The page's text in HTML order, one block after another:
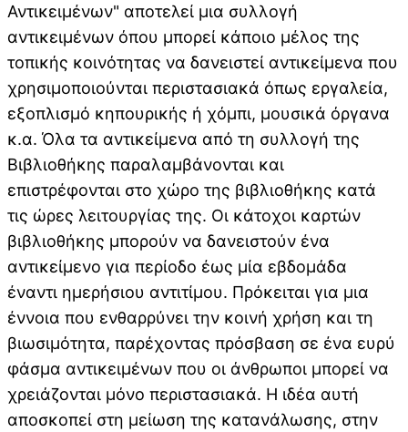
Αντικειμένων" αποτελεί μια συλλογή
αντικειμένων όπου μπορεί κάποιο μέλος της
τοπικής κοινότητας να δανειστεί αντικείμενα που
χρησιμοποιούνται περιστασιακά όπως εργαλεία,
εξοπλισμό κηπουρικής ή χόμπι, μουσικά όργανα
κ.α. Όλα τα αντικείμενα από τη συλλογή της
Βιβλιοθήκης παραλαμβάνονται και
επιστρέφονται στο χώρο της βιβλιοθήκης κατά
τις ώρες λειτουργίας της. Οι κάτοχοι καρτών
βιβλιοθήκης μπορούν να δανειστούν ένα
αντικείμενο για περίοδο έως μία εβδομάδα
έναντι ημερήσιου αντιτίμου. Πρόκειται για μια
έννοια που ενθαρρύνει την κοινή χρήση και τη
βιωσιμότητα, παρέχοντας πρόσβαση σε ένα ευρύ
φάσμα αντικειμένων που οι άνθρωποι μπορεί να
χρειάζονται μόνο περιστασιακά. Η ιδέα αυτή
αποσκοπεί στη μείωση της κατανάλωσης, στην